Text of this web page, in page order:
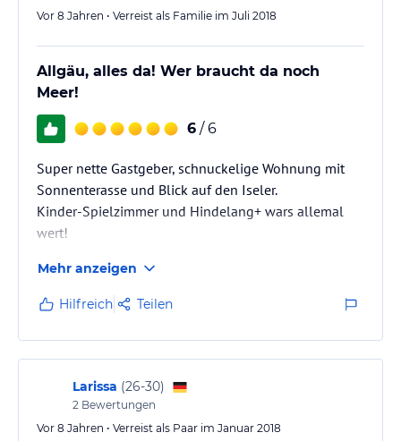
Vor 8 Jahren • Verreist als Familie im Juli 2018
Allgäu, alles da! Wer braucht da noch
Meer!
6 / 6
Super nette Gastgeber, schnuckelige Wohnung mit
Sonnenterasse und Blick auf den Iseler.
Kinder-Spielzimmer und Hindelang+ wars allemal
wert!
Allgäu! - Wer braucht Meer?
Mehr anzeigen
Hilfreich Teilen
Larissa (26-30)
2 Bewertungen
Vor 8 Jahren • Verreist als Paar im Januar 2018